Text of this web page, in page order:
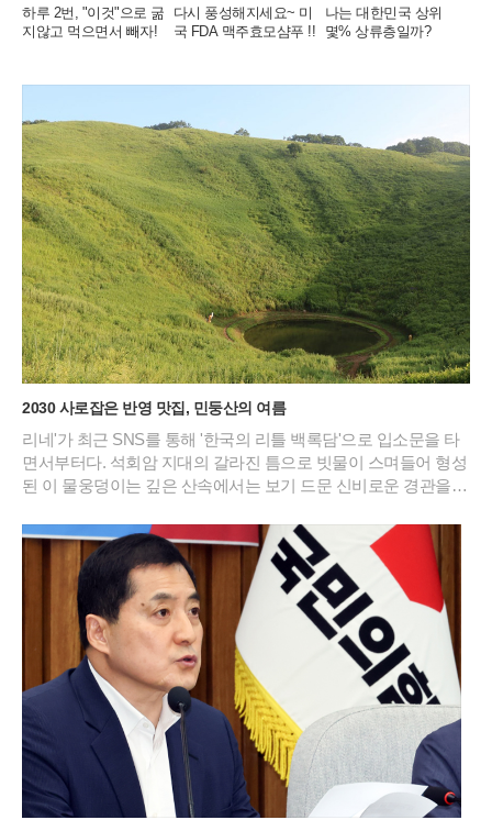
하루 2번, "이것"으로 굶
지않고 먹으면서 빼자!
다시 풍성해지세요~ 미
국 FDA 맥주효모샴푸 !!
나는 대한민국 상위
몇% 상류층일까?
2030 사로잡은 반영 맛집, 민둥산의 여름
리네'가 최근 SNS를 통해 '한국의 리틀 백록담'으로 입소문을 타
면서부터다. 석회암 지대의 갈라진 틈으로 빗물이 스며들어 형성
된 이 물웅덩이는 깊은 산속에서는 보기 드문 신비로운 경관을
섭씨 20도 안팎의 서늘한 기온을 유지하며 피서객들에게 새로운
트레킹 성지로 급부상했다.민둥산 돌리네의 가장 큰 매력은 주변
능선이 물 표면에 그대로 비치는 투명한 반영에 있다. 초록빛 억
새 군락이 물웅덩이를 감싸 안은 모습은 마치 정교하게 연출된
컴퓨터 배경 화면을 연상케 한다. 과거 주민들이 산나물 채취를
위해 매년 불을 놓았던 습관 덕분에 정상부에 나무가 거의 없는
독특한 지형이 형성되었고, 이는 오히려 돌리네의 탁 트인 조망
을 확보하는 결과가 되었다. 북쪽 언덕에 홀로 서 있는 나무 한 그
루는 광활한 초원 위에서 보석처럼 빛나며 사진 작가들과 젊은
층의 출사 포인트로 사랑받고 있다.이곳의 날씨는 고지대 특유의
변화무쌍함을 간직하고 있어 방문객들에게 매번 다른 감동을 선
사한다. 맑은 날의 청량한 풍경도 일품이지만, 갑작스럽게 골바
람을 타고 밀려오는 운해는 돌리네를 순식간에 신비로운 안개 속